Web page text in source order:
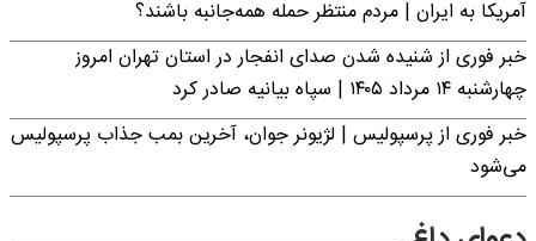
آمریکا به ایران | مردم منتظر حمله همه‌جانبه باشند؟
خبر فوری از شنیده شدن صدای انفجار در استان تهران امروز
چهارشنبه ۱۴ مرداد ۱۴۰۵ | سپاه بیانیه صادر کرد
خبر فوری از پرسپولیس | لژیونر جوان، آخرین بمب جذاب پرسپولیس
می‌شود